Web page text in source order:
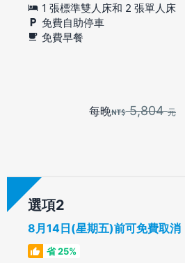
1 張標準雙人床和 2 張單人床
免費自助停車
免費早餐
每晚 5,804元
選項
8月14日(星期五)前可免費取消
省 25%